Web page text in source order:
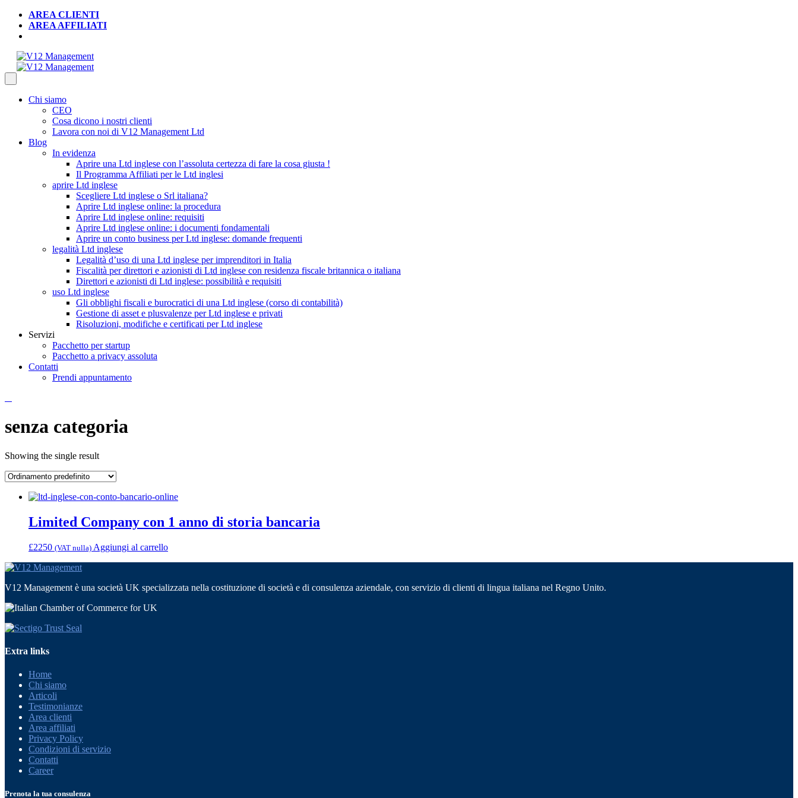
AREA CLIENTI
AREA AFFILIATI
Chi siamo
CEO
Cosa dicono i nostri clienti
Lavora con noi di V12 Management Ltd
Blog
In evidenza
Aprire una Ltd inglese con l’assoluta certezza di fare la cosa giusta !
Il Programma Affiliati per le Ltd inglesi
aprire Ltd inglese
Scegliere Ltd inglese o Srl italiana?
Aprire Ltd inglese online: la procedura
Aprire Ltd inglese online: requisiti
Aprire Ltd inglese online: i documenti fondamentali
Aprire un conto business per Ltd inglese: domande frequenti
legalità Ltd inglese
Legalità d’uso di una Ltd inglese per imprenditori in Italia
Fiscalità per direttori e azionisti di Ltd inglese con residenza fiscale britannica o italiana
Direttori e azionisti di Ltd inglese: possibilità e requisiti
uso Ltd inglese
Gli obblighi fiscali e burocratici di una Ltd inglese (corso di contabilità)
Gestione di asset e plusvalenze per Ltd inglese e privati
Risoluzioni, modifiche e certificati per Ltd inglese
Servizi
Pacchetto per startup
Pacchetto a privacy assoluta
Contatti
Prendi appuntamento
senza categoria
Showing the single result
Limited Company con 1 anno di storia bancaria
£2250 (VAT nulla) Aggiungi al carrello
V12 Management è una società UK specializzata nella costituzione di società e di consulenza aziendale, con servizio di clienti di lingua italiana nel Regno Unito.
Extra links
Home
Chi siamo
Articoli
Testimonianze
Area clienti
Area affiliati
Privacy Policy
Condizioni di servizio
Contatti
Career
Prenota la tua consulenza